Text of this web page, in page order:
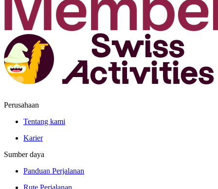
Perusahaan
Tentang kami
Karier
Sumber daya
Panduan Perjalanan
Rute Perjalanan